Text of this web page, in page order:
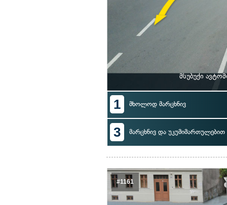
მსუბუქი
1 მხოლოდ მარცხნივ
3 მარცხნივ და უკუმიმართულებით
#1161